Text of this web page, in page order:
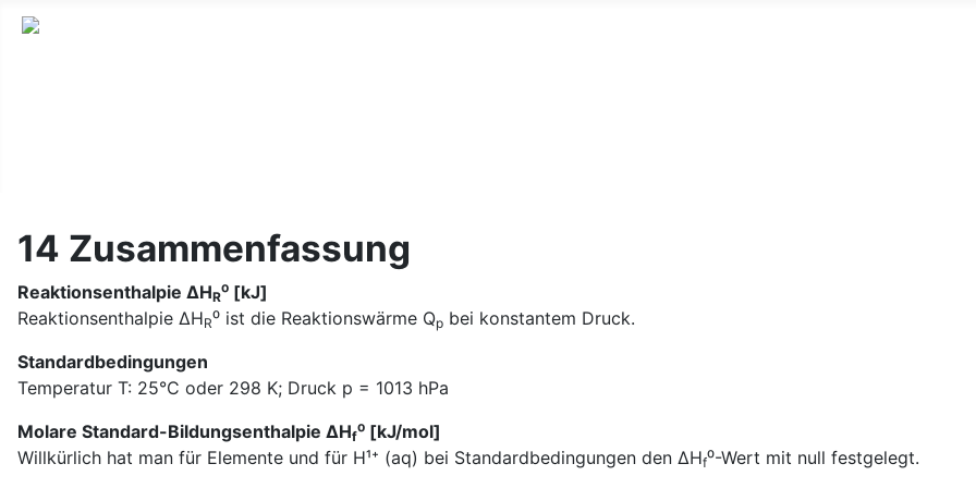
14 Zusammenfassung
Reaktionsenthalpie ΔHR⁰ [kJ]
Reaktionsenthalpie ΔHR⁰ ist die Reaktionswärme Qp bei konstantem Druck.
Standardbedingungen
Temperatur T: 25°C oder 298 K; Druck p = 1013 hPa
Molare Standard-Bildungsenthalpie ΔHf⁰ [kJ/mol]
Willkürlich hat man für Elemente und für H¹⁺ (aq) bei Standardbedingungen den ΔHf⁰-Wert mit null festgelegt.